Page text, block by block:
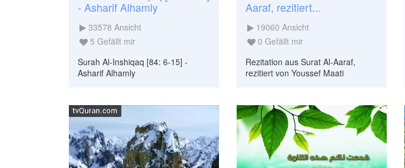
- Asharif Alhamly
33578 Ansicht
5 Gefällt mir
Surah Al-Inshiqaq [84: 6-15] -
Asharif Alhamly
Aaraf, rezitiert...
19060 Ansicht
0 Gefällt mir
Rezitation aus Surat Al-Aaraf,
rezitiert von Youssef Maati